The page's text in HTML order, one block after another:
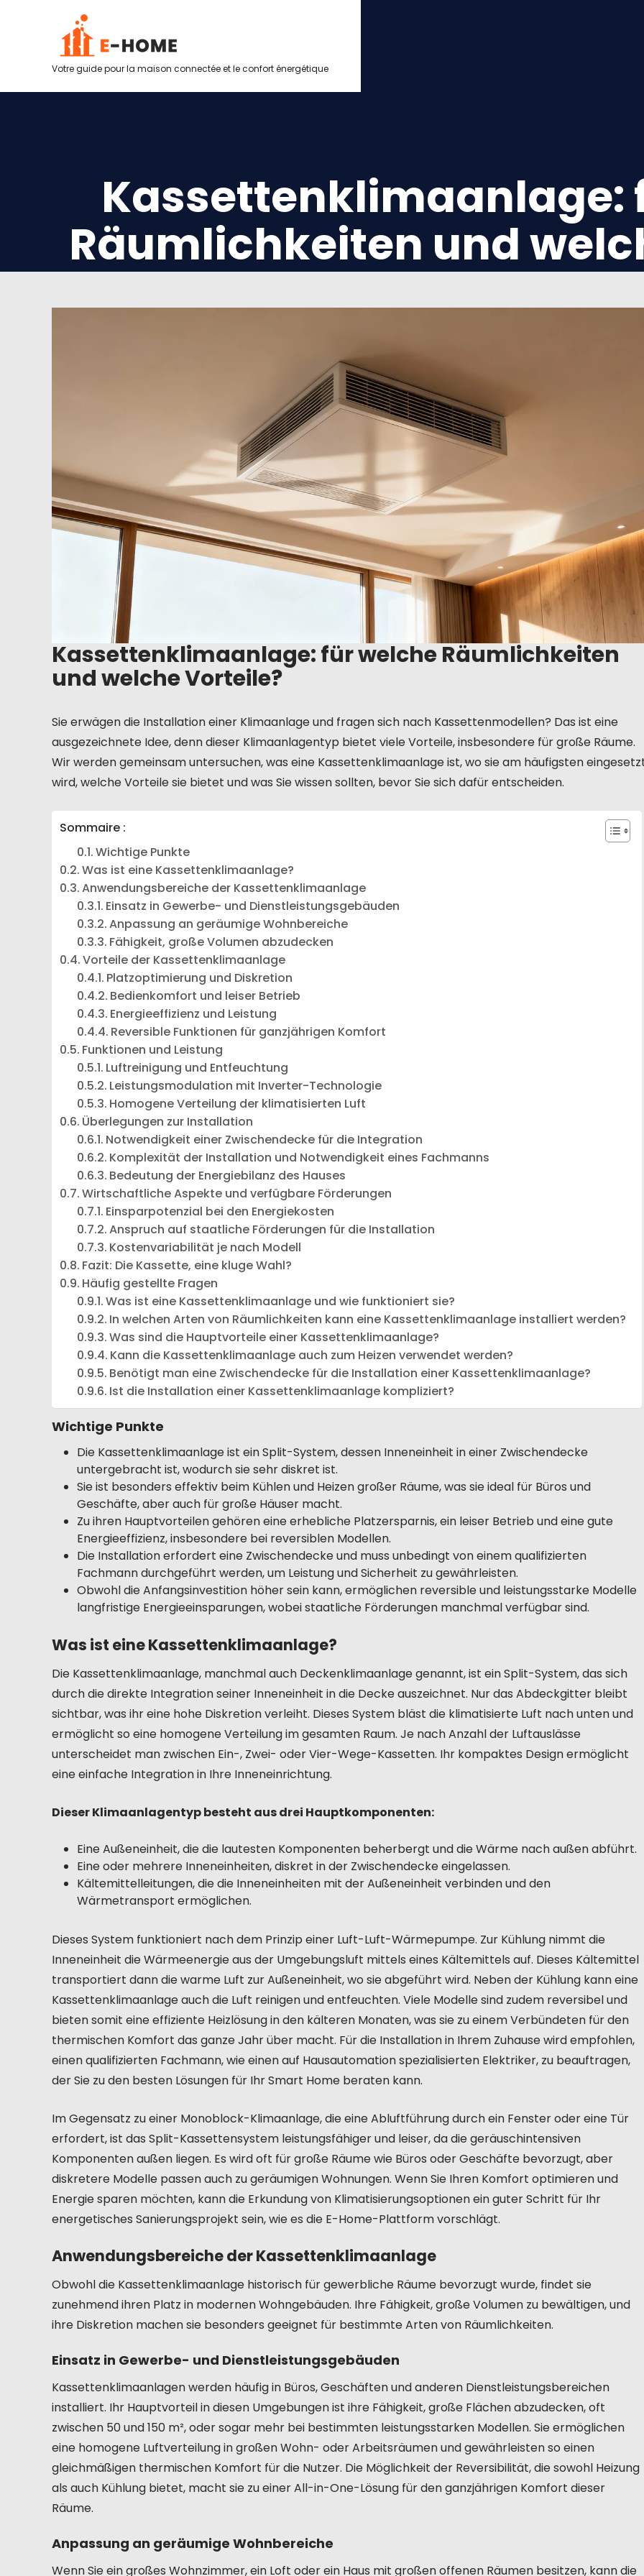
Votre guide pour la maison connectée et le confort énergétique
Kassettenklimaanlage:
Räumlichkeiten und
Kassettenklimaanlage: für welche Räumlichkeiten
und welche Vorteile?
Sie erwägen die Installation einer Klimaanlage und fragen sich nach Kassettenmodellen? Das ist eine
ausgezeichnete Idee, denn dieser Klimaanlagentyp bietet viele Vorteile, insbesondere für große Räume.
Wir werden gemeinsam untersuchen, was eine Kassettenklimaanlage ist, wo sie am häufigsten
wird, welche Vorteile sie bietet und was Sie wissen sollten, bevor Sie sich dafür entscheiden.
Sommaire :
Wichtige Punkte
Was ist eine Kassettenklimaanlage?
Anwendungsbereiche der Kassettenklimaanlage
Einsatz in Gewerbe- und Dienstleistungsgebäuden
Anpassung an geräumige Wohnbereiche
Fähigkeit, große Volumen abzudecken
Vorteile der Kassettenklimaanlage
Platzoptimierung und Diskretion
Bedienkomfort und leiser Betrieb
Energieeffizienz und Leistung
Reversible Funktionen für ganzjährigen Komfort
Funktionen und Leistung
Luftreinigung und Entfeuchtung
Leistungsmodulation mit Inverter-Technologie
Homogene Verteilung der klimatisierten Luft
Überlegungen zur Installation
Notwendigkeit einer Zwischendecke für die Integration
Komplexität der Installation und Notwendigkeit eines Fachmanns
Bedeutung der Energiebilanz des Hauses
Wirtschaftliche Aspekte und verfügbare Förderungen
Einsparpotenzial bei den Energiekosten
Anspruch auf staatliche Förderungen für die Installation
Kostenvariabilität je nach Modell
Fazit: Die Kassette, eine kluge Wahl?
Häufig gestellte Fragen
Was ist eine Kassettenklimaanlage und wie funktioniert sie?
In welchen Arten von Räumlichkeiten kann eine Kassettenklimaanlage installiert werden?
Was sind die Hauptvorteile einer Kassettenklimaanlage?
Kann die Kassettenklimaanlage auch zum Heizen verwendet werden?
Benötigt man eine Zwischendecke für die Installation einer Kassettenklimaanlage?
Ist die Installation einer Kassettenklimaanlage kompliziert?
Wichtige Punkte
Die Kassettenklimaanlage ist ein Split-System, dessen Inneneinheit in einer Zwischendecke
untergebracht ist, wodurch sie sehr diskret ist.
Sie ist besonders effektiv beim Kühlen und Heizen großer Räume, was sie ideal für Büros und
Geschäfte, aber auch für große Häuser macht.
Zu ihren Hauptvorteilen gehören eine erhebliche Platzersparnis, ein leiser Betrieb und eine gute
Energieeffizienz, insbesondere bei reversiblen Modellen.
Die Installation erfordert eine Zwischendecke und muss unbedingt von einem qualifizierten
Fachmann durchgeführt werden, um Leistung und Sicherheit zu gewährleisten.
Obwohl die Anfangsinvestition höher sein kann, ermöglichen reversible und leistungsstarke Modelle
langfristige Energieeinsparungen, wobei staatliche Förderungen manchmal verfügbar sind.
Was ist eine Kassettenklimaanlage?
Die Kassettenklimaanlage, manchmal auch Deckenklimaanlage genannt, ist ein Split-System, das sich
durch die direkte Integration seiner Inneneinheit in die Decke auszeichnet. Nur das Abdeckgitter bleibt
sichtbar, was ihr eine hohe Diskretion verleiht. Dieses System bläst die klimatisierte Luft nach unten und
ermöglicht so eine homogene Verteilung im gesamten Raum. Je nach Anzahl der Luftauslässe
unterscheidet man zwischen Ein-, Zwei- oder Vier-Wege-Kassetten. Ihr kompaktes Design ermöglicht
eine einfache Integration in Ihre Inneneinrichtung.
Dieser Klimaanlagentyp besteht aus drei Hauptkomponenten:
Eine Außeneinheit, die die lautesten Komponenten beherbergt und die Wärme nach außen abführt.
Eine oder mehrere Inneneinheiten, diskret in der Zwischendecke eingelassen.
Kältemittelleitungen, die die Inneneinheiten mit der Außeneinheit verbinden und den
Wärmetransport ermöglichen.
Dieses System funktioniert nach dem Prinzip einer Luft-Luft-Wärmepumpe. Zur Kühlung nimmt die
Inneneinheit die Wärmeenergie aus der Umgebungsluft mittels eines Kältemittels auf. Dieses Kältemittel
transportiert dann die warme Luft zur Außeneinheit, wo sie abgeführt wird. Neben der Kühlung kann eine
Kassettenklimaanlage auch die Luft reinigen und entfeuchten. Viele Modelle sind zudem reversibel und
bieten somit eine effiziente Heizlösung in den kälteren Monaten, was sie zu einem Verbündeten für den
thermischen Komfort das ganze Jahr über macht. Für die Installation in Ihrem Zuhause wird empfohlen,
einen qualifizierten Fachmann, wie einen auf Hausautomation spezialisierten Elektriker, zu beauftragen,
der Sie zu den besten Lösungen für Ihr Smart Home beraten kann.
Im Gegensatz zu einer Monoblock-Klimaanlage, die eine Abluftführung durch ein Fenster oder eine Tür
erfordert, ist das Split-Kassettensystem leistungsfähiger und leiser, da die geräuschintensiven
Komponenten außen liegen. Es wird oft für große Räume wie Büros oder Geschäfte bevorzugt, aber
diskretere Modelle passen auch zu geräumigen Wohnungen. Wenn Sie Ihren Komfort optimieren und
Energie sparen möchten, kann die Erkundung von Klimatisierungsoptionen ein guter Schritt für Ihr
energetisches Sanierungsprojekt sein, wie es die E-Home-Plattform vorschlägt.
Anwendungsbereiche der Kassettenklimaanlage
Obwohl die Kassettenklimaanlage historisch für gewerbliche Räume bevorzugt wurde, findet sie
zunehmend ihren Platz in modernen Wohngebäuden. Ihre Fähigkeit, große Volumen zu bewältigen, und
ihre Diskretion machen sie besonders geeignet für bestimmte Arten von Räumlichkeiten.
Einsatz in Gewerbe- und Dienstleistungsgebäuden
Kassettenklimaanlagen werden häufig in Büros, Geschäften und anderen Dienstleistungsbereichen
installiert. Ihr Hauptvorteil in diesen Umgebungen ist ihre Fähigkeit, große Flächen abzudecken, oft
zwischen 50 und 150 m², oder sogar mehr bei bestimmten leistungsstarken Modellen. Sie ermöglichen
eine homogene Luftverteilung in großen Wohn- oder Arbeitsräumen und gewährleisten so einen
gleichmäßigen thermischen Komfort für die Nutzer. Die Möglichkeit der Reversibilität, die sowohl Heizung
als auch Kühlung bietet, macht sie zu einer All-in-One-Lösung für den ganzjährigen Komfort dieser
Räume.
Anpassung an geräumige Wohnbereiche
Wenn Sie ein großes Wohnzimmer, ein Loft oder ein Haus mit großen offenen Räumen besitzen, kann die